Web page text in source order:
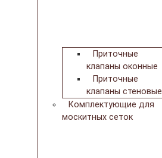
Приточные
клапаны оконные
Приточные
клапаны стеновые
Комплектующие для
москитных сеток